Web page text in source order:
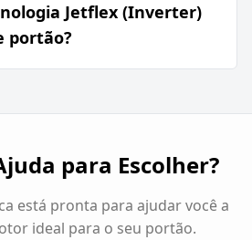
Jetflex (Inverter)
portão?
para Escolher?
está pronta para ajudar você a
ideal para o seu portão.